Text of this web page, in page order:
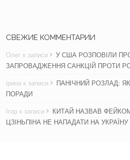
СВЕЖИЕ КОММЕНТАРИИ
Олег к записи
У США РОЗПОВІЛИ
ЗАПРОВАДЖЕННЯ САНКЦІЙ ПРОТИ
ірина к записи
ПАНІЧНИЙ РОЗЛАД:
ПОРАДИ
Ігор к записи
КИТАЙ НАЗВАВ
ЦЗІНЬПІНА НЕ НАПАДАТИ НА